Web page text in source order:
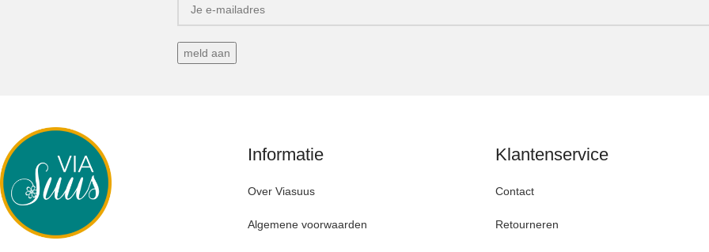
Informatie
Over Viasuus
Algemene voorwaarden
Klantenservice
Contact
Retourneren